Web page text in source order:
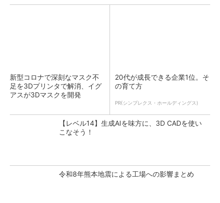
新型コロナで深刻なマスク不
足を3Dプリンタで解消、イグ
アスが3Dマスクを開発
20代が成長できる企業1位。そ
の育て方
PR(シンプレクス・ホールディングス)
【レベル14】生成AIを味方に、3D CADを使い
こなそう！
令和8年熊本地震による工場への影響まとめ